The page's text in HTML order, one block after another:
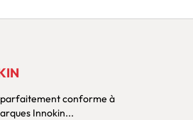
parfaitement conforme à
Innokin...